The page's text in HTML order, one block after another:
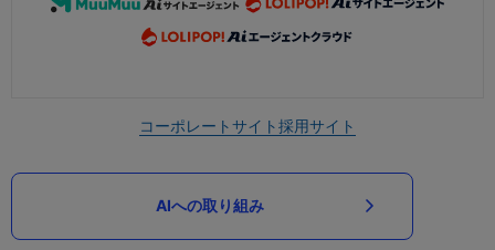
コーポレートサイト採用サイト
AIへの取り組み